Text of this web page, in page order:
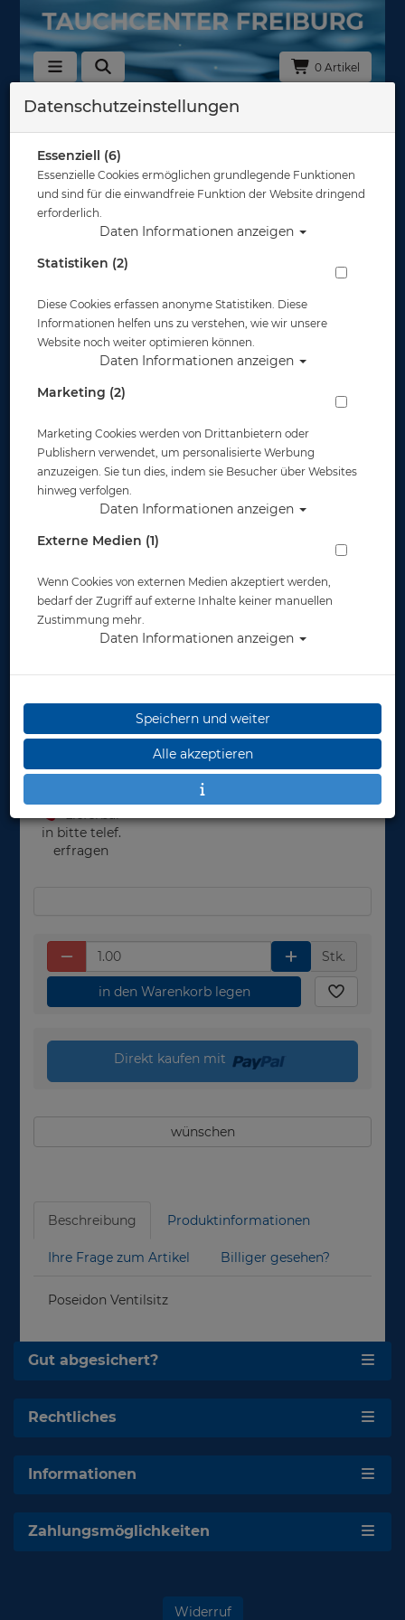
0 Artikel
Zurück
Poseidon Ventilsitz
Artikelnr.: pos-2803
Herstellerpreis: 5,00 €
5,00 €*
Lieferbar
in bitte telef.
erfragen
Stk.
in den Warenkorb legen
Direkt kaufen mit
wünschen
Beschreibung Produktinformationen
Ihre Frage zum Artikel Billiger gesehen?
Poseidon Ventilsitz
Gut abgesichert?
Rechtliches
Informationen
Zahlungsmöglichkeiten
Widerruf
Datenschutzeinstellungen
Essenziell (6)
Essenzielle Cookies ermöglichen grundlegende Funktionen
und sind für die einwandfreie Funktion der Website dringend
erforderlich.
Daten Informationen anzeigen
Statistiken (2)
Diese Cookies erfassen anonyme Statistiken. Diese
Informationen helfen uns zu verstehen, wie wir unsere
Website noch weiter optimieren können.
Daten Informationen anzeigen
Marketing (2)
Marketing Cookies werden von Drittanbietern oder
Publishern verwendet, um personalisierte Werbung
anzuzeigen. Sie tun dies, indem sie Besucher über Websites
hinweg verfolgen.
Daten Informationen anzeigen
Externe Medien (1)
Wenn Cookies von externen Medien akzeptiert werden,
bedarf der Zugriff auf externe Inhalte keiner manuellen
Zustimmung mehr.
Daten Informationen anzeigen
Speichern und weiter
Alle akzeptieren